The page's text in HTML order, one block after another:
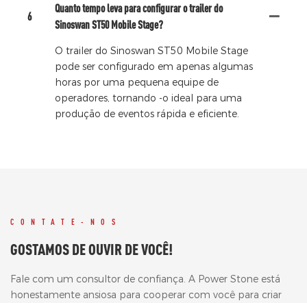
6
Quanto tempo leva para configurar o trailer do
Sinoswan ST50 Mobile Stage?
O trailer do Sinoswan ST50 Mobile Stage
pode ser configurado em apenas algumas
horas por uma pequena equipe de
operadores, tornando -o ideal para uma
produção de eventos rápida e eficiente.
CONTATE-NOS
GOSTAMOS DE OUVIR DE VOCÊ!
Fale com um consultor de confiança. A Power Stone está
honestamente ansiosa para cooperar com você para criar